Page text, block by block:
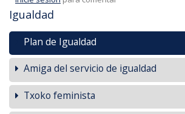
Igualdad
Plan de Igualdad
Amiga del servicio de igualdad
Txoko feminista